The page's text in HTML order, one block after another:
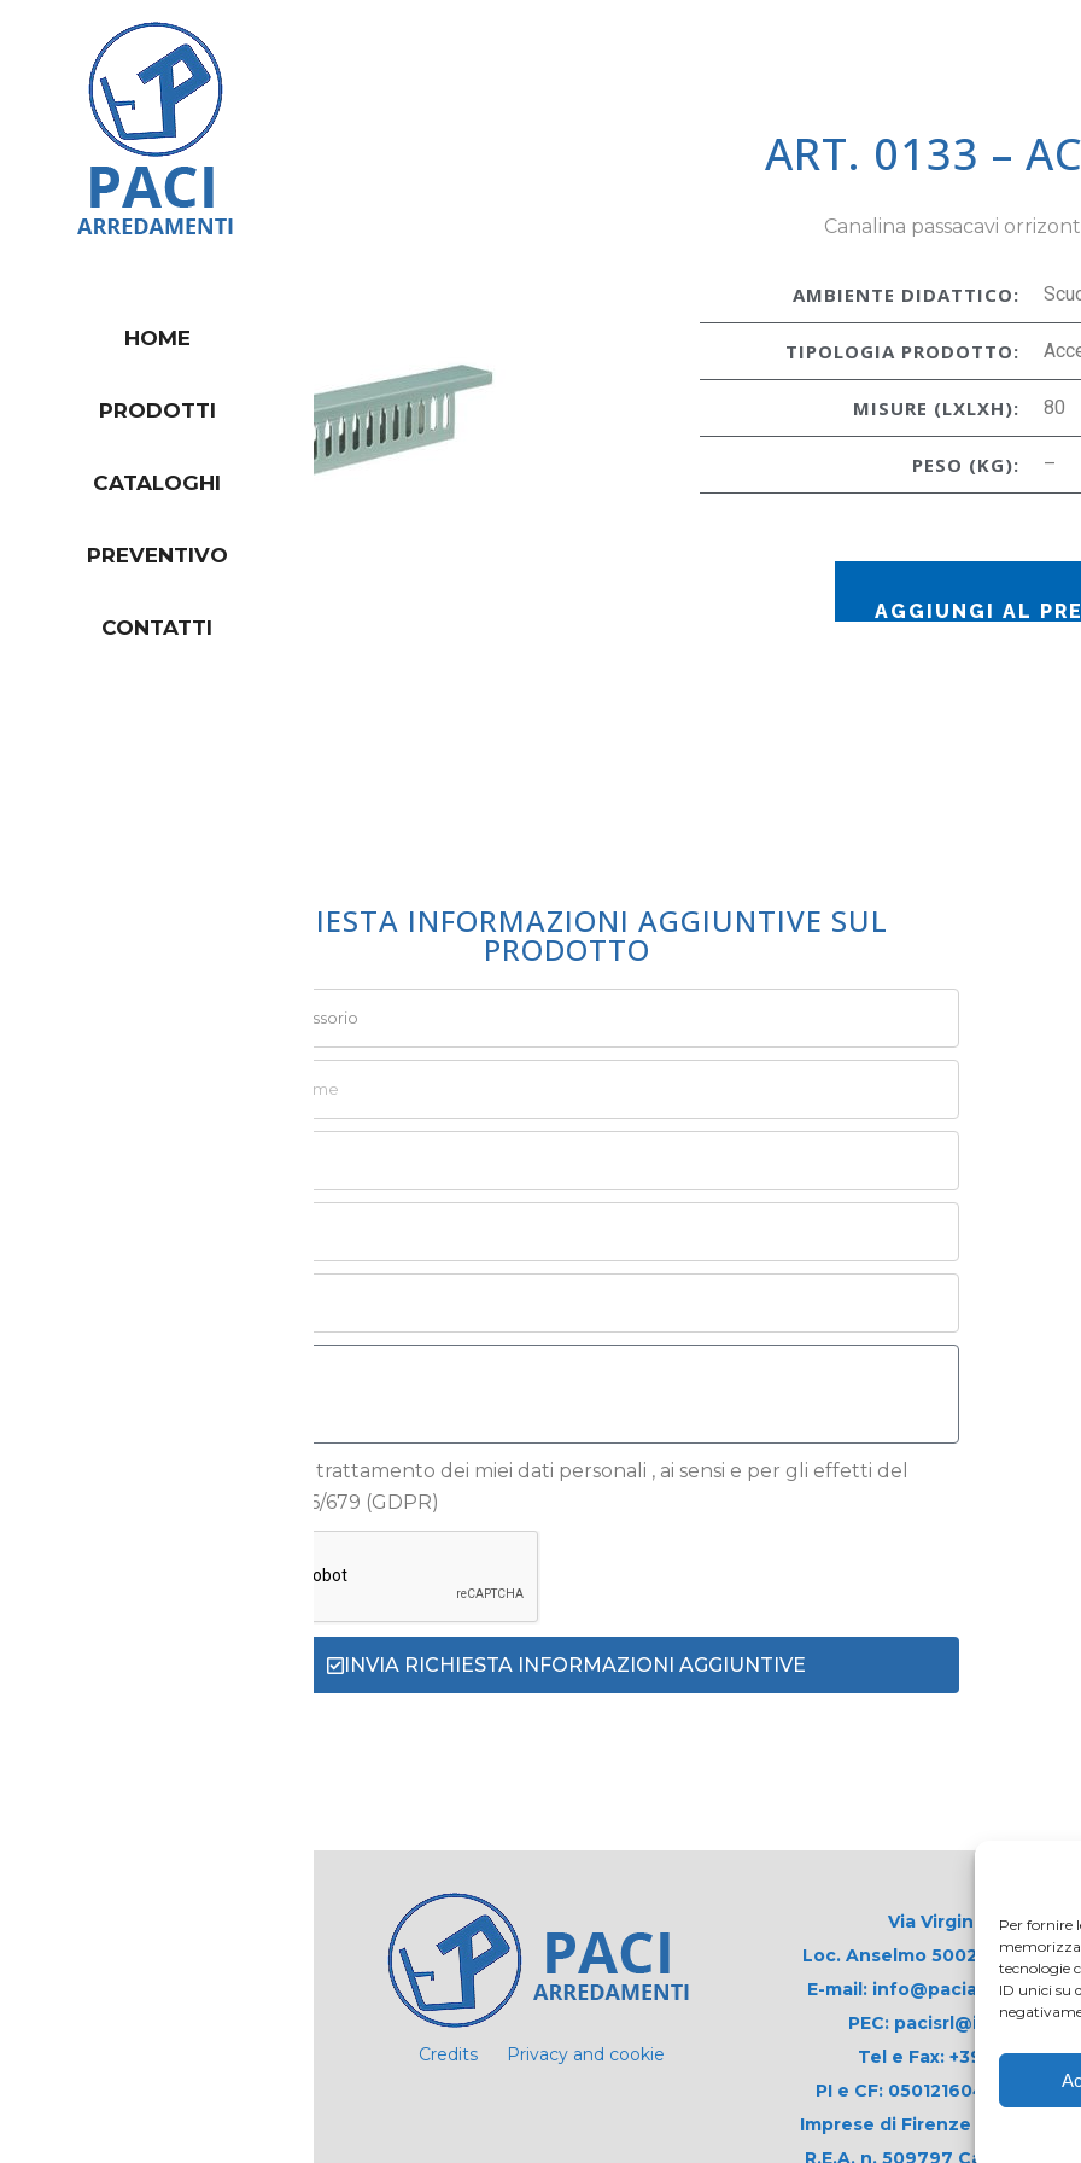
Per fornire
tecnologie
ID unici su
HOME
PRODOTTI
CATALOGHI
PREVENTIVO
CONTATTI
ART. 0133 –
Canalina passacavi
AMBIENTE DIDATTICO:
TIPOLOGIA PRODOTTO:
MISURE (LXLXH): 80
PESO (KG): –
AGGIUNGI AL
RICHIESTA INFORMAZIONI AGGIUNTIVE SUL
PRODOTTO
Autorizzo il trattamento dei miei dati personali , ai sensi e per gli effetti del
Reg.to UE 2016/679 (GDPR)
INVIA RICHIESTA INFORMAZIONI AGGIUNTIVE
Credits Privacy and cookie
Via Virginio 358/360
Loc. Anselmo 50025
E-mail:
PEC:
Tel e Fax: +39 0571
PI e CF: 05012160486
Imprese di Firenze (già n.
R.E.A. n. 509797 Capitale